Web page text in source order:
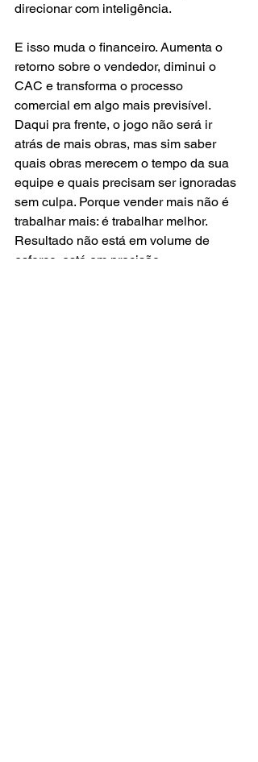
direcionar com inteligência.
E isso muda o financeiro. Aumenta o
retorno sobre o vendedor, diminui o
CAC e transforma o processo
comercial em algo mais previsível.
Daqui pra frente, o jogo não será ir
atrás de mais obras, mas sim saber
quais obras merecem o tempo da sua
equipe e quais precisam ser ignoradas
sem culpa. Porque vender mais não é
trabalhar mais: é trabalhar melhor.
Resultado não está em volume de
esforço, está em precisão.